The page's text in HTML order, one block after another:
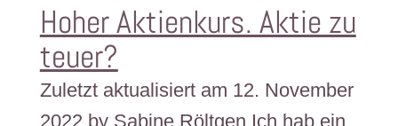
Hoher Aktienkurs. Aktie zu
teuer?
Zuletzt aktualisiert am 12. November
2022 by Sabine Röltgen Ich hab ein